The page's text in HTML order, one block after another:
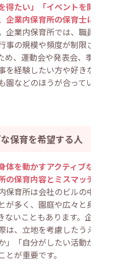
得たい」「イベントを開催す
業内保育所の保育士に向い
企業内保育所では、職員の人
の規模や頻度が制限される
、運動会や発表会、季節の
経験したい方や好きな方
などのほうが合っている可
保育を希望する人
を動かすアクティブな保育
保育内容とミスマッチを感
保育所は会社のビルの中や駅
多く、園庭や広々と身体を
いこともあります。企業内
、立地を考慮したうえで
」「自分がしたい活動が実施
が重要です。